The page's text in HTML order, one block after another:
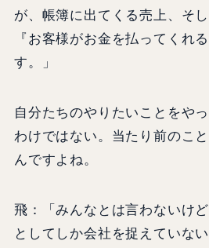
が、帳簿に出てくる売上、そ
『お客様がお金を払ってくれ
す。」
自分たちのやりたいことをや
わけではない。当たり前のこ
んですよね。
飛：「みんなとは言わないけ
としてしか会社を捉えていな